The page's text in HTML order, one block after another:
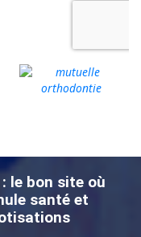
le bon site où
santé et